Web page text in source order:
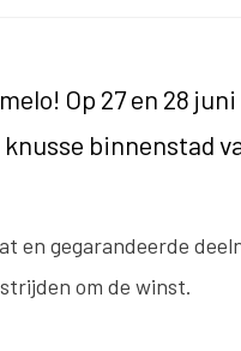
Op 27 en 28
binnenstad
en gegarandeerde
om de winst.